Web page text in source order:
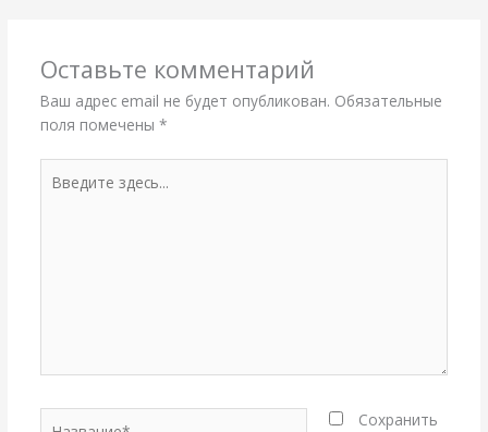
Оставьте комментарий
Ваш адрес email не будет опубликован. Обязательные
поля помечены *
здесь...
Сохранить